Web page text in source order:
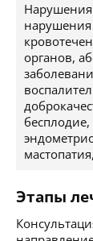
Нарушения
нарушения
органов,
Этапы